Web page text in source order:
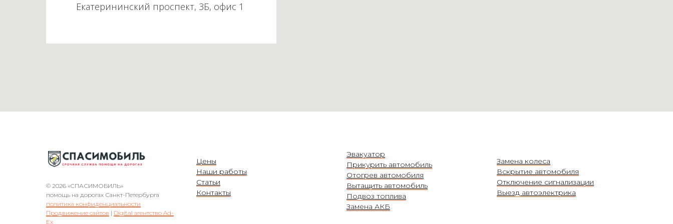
Екатерининский проспект, 3Б, офис 1
© 2026 «СПАСИМОБИЛЬ»
помощь на дорогах Санкт-Петербурга
политика конфиденциальности
Продвижение сайтов | Digital агентство Ad-
Ex
Цены
Наши работы
Статьи
Контакты
Эвакуатор
Прикурить автомобиль
Отогрев автомобиля
Вытащить автомобиль
Подвоз топлива
Замена АКБ
Замена колеса
Вскрытие автомобиля
Отключение сигнализации
Выезд автоэлектрика